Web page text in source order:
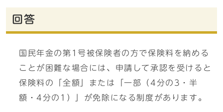
回答
国民年金の第1号被保険者の方で保険料を納める
ことが困難な場合には、申請して承認を受けると
保険料の「全額」または「一部（4分の3・半
額・4分の1）」が免除になる制度があります。